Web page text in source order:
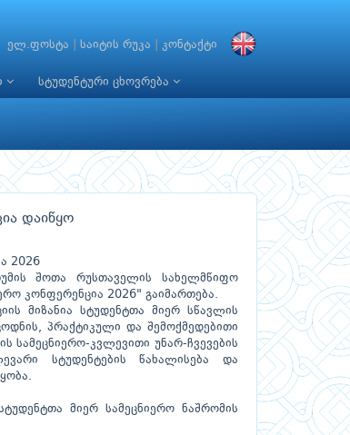
ელ.ფოსტა საიტის რუკა კონტაქტი
სტუდენტური ცხოვრება
დაიწყო
2026
შოთა რუსთაველის სახელმწიფო
კონფერენცია 2026" გაიმართება.
მიზანია სტუდენტთა მიერ სწავლის
პრაქტიკული და შემოქმედებითი
სამეცნიერო-კვლევითი უნარ-ჩვევების
სტუდენტების წახალისება და
მიერ სამეცნიერო ნაშრომის